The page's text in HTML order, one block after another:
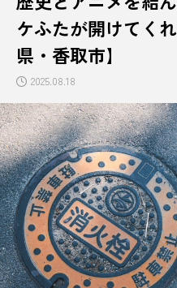
TOWN
ご当地鍋特集 — 北から南まで
日本の冬を彩るあったか郷土
ケふたが開けてく
県・香取市】
2025.08.18